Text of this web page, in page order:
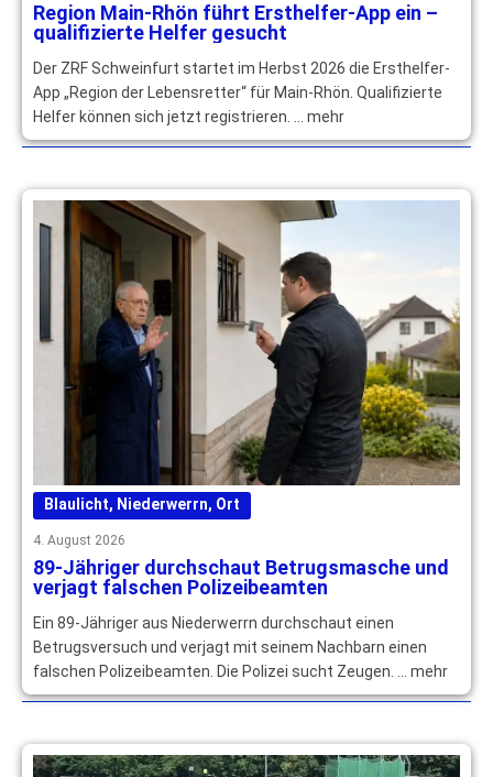
Region Main-Rhön führt Ersthelfer-App ein –
qualifizierte Helfer gesucht
Der ZRF Schweinfurt startet im Herbst 2026 die Ersthelfer-
App „Region der Lebensretter“ für Main-Rhön. Qualifizierte
Helfer können sich jetzt registrieren. … mehr
Blaulicht, Niederwerrn, Ort
4. August 2026
89-Jähriger durchschaut Betrugsmasche und
verjagt falschen Polizeibeamten
Ein 89-Jähriger aus Niederwerrn durchschaut einen
Betrugsversuch und verjagt mit seinem Nachbarn einen
falschen Polizeibeamten. Die Polizei sucht Zeugen. … mehr